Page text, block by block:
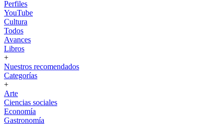
Perfiles
YouTube
Cultura
Todos
Avances
Libros
+
Nuestros recomendados
Categorías
+
Arte
Ciencias sociales
Economía
Gastronomía